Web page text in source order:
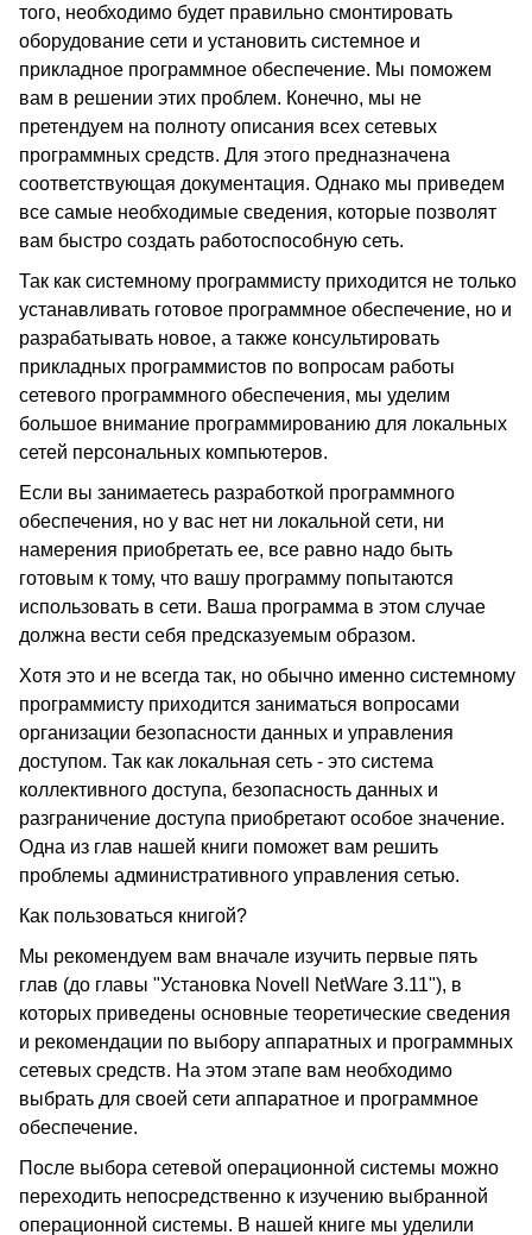
того, необходимо будет правильно смонтировать
оборудование сети и установить системное и
прикладное программное обеспечение. Мы поможем
вам в решении этих проблем. Конечно, мы не
претендуем на полноту описания всех сетевых
программных средств. Для этого предназначена
соответствующая документация. Однако мы приведем
все самые необходимые сведения, которые позволят
вам быстро создать работоспособную сеть.
Так как системному программисту приходится не только
устанавливать готовое программное обеспечение, но и
разрабатывать новое, а также консультировать
прикладных программистов по вопросам работы
сетевого программного обеспечения, мы уделим
большое внимание программированию для локальных
сетей персональных компьютеров.
Если вы занимаетесь разработкой программного
обеспечения, но у вас нет ни локальной сети, ни
намерения приобретать ее, все равно надо быть
готовым к тому, что вашу программу попытаются
использовать в сети. Ваша программа в этом случае
должна вести себя предсказуемым образом.
Хотя это и не всегда так, но обычно именно системному
программисту приходится заниматься вопросами
организации безопасности данных и управления
доступом. Так как локальная сеть - это система
коллективного доступа, безопасность данных и
разграничение доступа приобретают особое значение.
Одна из глав нашей книги поможет вам решить
проблемы административного управления сетью.
Как пользоваться книгой?
Мы рекомендуем вам вначале изучить первые пять
глав (до главы "Установка Novell NetWare 3.11"), в
которых приведены основные теоретические сведения
и рекомендации по выбору аппаратных и программных
сетевых средств. На этом этапе вам необходимо
выбрать для своей сети аппаратное и программное
обеспечение.
После выбора сетевой операционной системы можно
переходить непосредственно к изучению выбранной
операционной системы. В нашей книге мы уделили